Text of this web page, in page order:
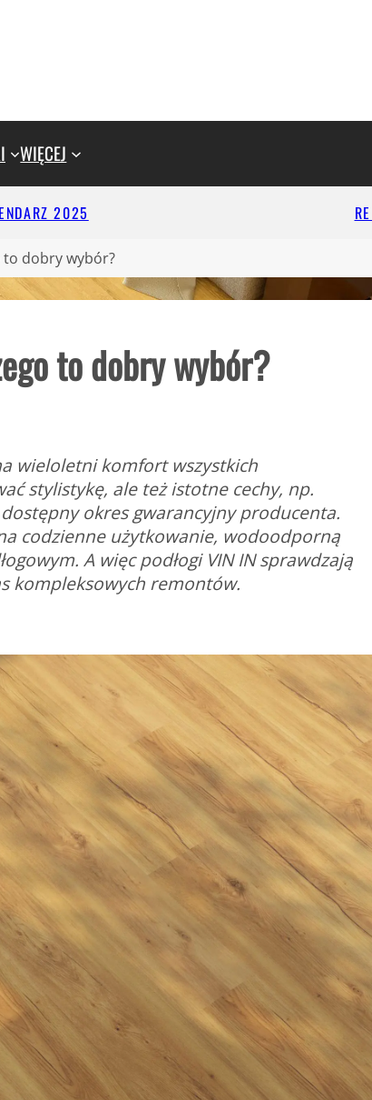
WIĘCEJ
2025
to dobry wybór?
to dobry wybór?
wieloletni komfort wszystkich
stylistykę, ale też istotne cechy, np.
okres gwarancyjny producenta.
codzienne użytkowanie, wodoodporną
A więc podłogi VIN IN sprawdzają
kompleksowych remontów.